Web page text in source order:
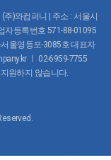
근무하면 휴일근로인
주)와컴퍼니 | 주소 : 서울시
자등록번호 571-88-01095
울영등포-3085호 대표자
ㅣ 02-6959-7755
원하지 않습니다.